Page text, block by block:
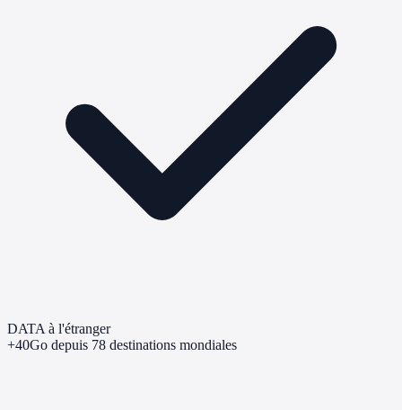
DATA à l'étranger
+40Go depuis 78 destinations mondiales